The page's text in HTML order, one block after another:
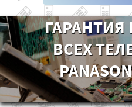
ВСЕХ